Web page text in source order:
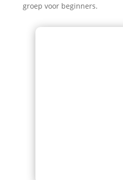
groep voor beginners.